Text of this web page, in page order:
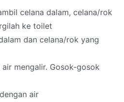
celana dalam, celana/rok
ke toilet
dan celana/rok yang
air mengalir. Gosok-gosok
air